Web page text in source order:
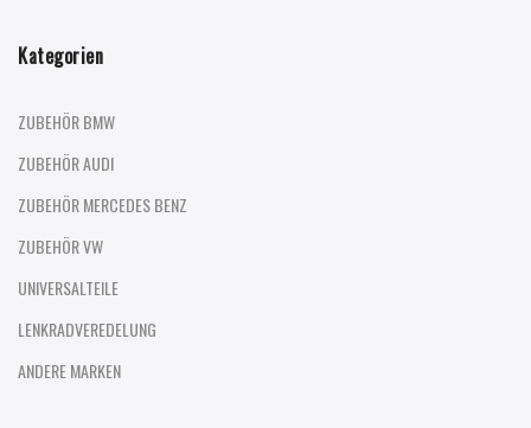
Kategorien
ZUBEHÖR BMW
ZUBEHÖR AUDI
ZUBEHÖR MERCEDES BENZ
ZUBEHÖR VW
UNIVERSALTEILE
LENKRADVEREDELUNG
ANDERE MARKEN